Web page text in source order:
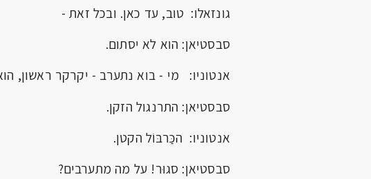
גונזאלו: טוב, עד כאן. ובכל זאת -
סבסטיאן: הוא לא יסתום.
אנטוניו: מי - בוא נתערב - יקרקר ראשון,
סבסטיאן: התרנגול הזקן.
אנטוניו: הכַּרבּוֹל הקטן.
סבסטיאן: סגוּר! על מה מתערבים?